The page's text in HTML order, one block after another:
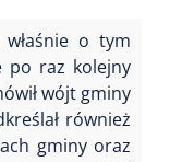
o tym
po raz kolejny
wójt gminy
również
gminy oraz